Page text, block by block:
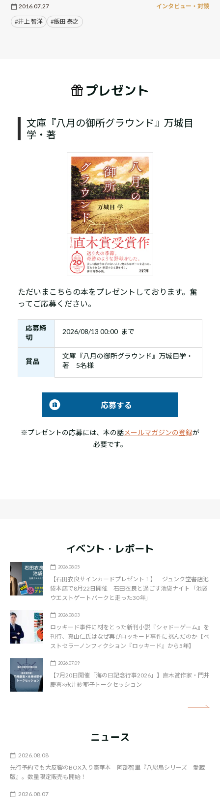
2016.07.27 インタビュー・対談
#井上 智洋 #飯田 泰之
プレゼント
文庫『八月の御所グラウンド』万城目
学・著
ただいまこちらの本をプレゼントしております。奮
ってご応募ください。
応募締
切
2026/08/13 00:00 まで
賞品
文庫『八月の御所グラウンド』万城目学・
著 5名様
応募する
※プレゼントの応募には、本の話メールマガジンの登録が
必要です。
イベント・レポート
2026.08.05
【石田衣良サインカードプレゼント！】 ジュンク堂書店池
袋本店で8月22日開催 石田衣良と過ごす池袋ナイト「池袋
ウエストゲートパークと走った30年」
2026.08.03
ロッキード事件に材をとった新刊小説『シャドーゲーム』を
刊行、真山仁氏はなぜ再びロッキード事件に挑んだのか【ベ
ストセラーノンフィクション『ロッキード』から5年】
2026.07.09
【7月20日開催「海の日記念行事2026」】直木賞作家・門井
慶喜×永井紗耶子トークセッション
ニュース
2026.08.08
先行予約でも大反響のBOX入り豪華本 阿部智里『八咫烏シリーズ 愛蔵
版』。数量限定販売も開始！
2026.08.07